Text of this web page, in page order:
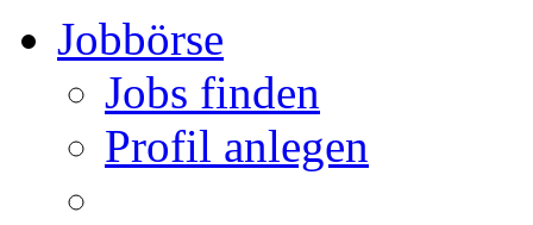
Jobbörse
Jobs finden
Profil anlegen